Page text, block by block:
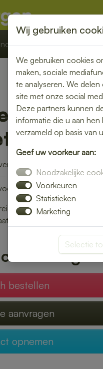
Overige
zonder
lunch bezorgservice in
wij bezorgen jouw
thuis, op kantoor of
en met zorg verpakt,
je bestelling eenvoudig
bestellen
aanvragen
opnemen
Wij gebruiken
We gebruiken cookies
maken, sociale
te analyseren. We
site met onze social
Deze partners kunnen
informatie die u aan
verzameld op basis van
Geef uw voorkeur aan:
Noodzakelijke
Voorkeuren
Statistieken
Marketing
Selectie